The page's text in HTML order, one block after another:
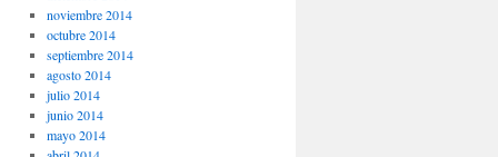
noviembre 2014
octubre 2014
septiembre 2014
agosto 2014
julio 2014
junio 2014
mayo 2014